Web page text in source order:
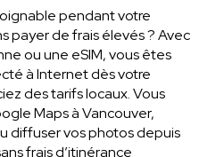
pendant votre
payer de frais élevés ? Avec
ou une eSIM, vous êtes
à Internet dès votre
des tarifs locaux. Vous
Maps à Vancouver,
diffuser vos photos depuis
frais d’itinérance